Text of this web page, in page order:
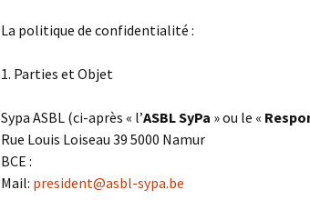
SRG
Les services de
placement familiale
Institutions Publiques de
(IPPJ)
Les SARE
Les SAS
La politique de confidentialité :
1. Parties et Objet
Sypa ASBL (ci-après « l’ASBL SyPa » ou le «
Rue Louis Loiseau 39 5000 Namur
BCE :
Mail: president@asbl-sypa.be